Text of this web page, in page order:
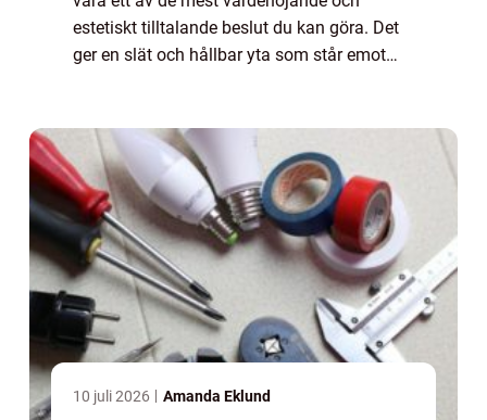
estetiskt tilltalande beslut du kan göra. Det
ger en slät och hållbar yta som står emot
10 juli 2026 Amanda Eklund